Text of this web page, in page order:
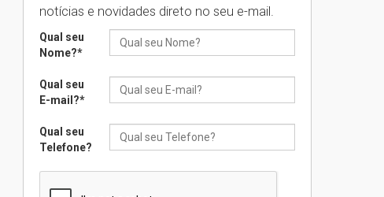
estudantes para o PAS antes
04.08.2026
Como os pais podem investir
na educação dos filhos além
04.08.2026
notícias e novidades direto no seu e-mail.
Qual seu
Nome?*
Qual seu
E-mail?*
Qual seu
Telefone?